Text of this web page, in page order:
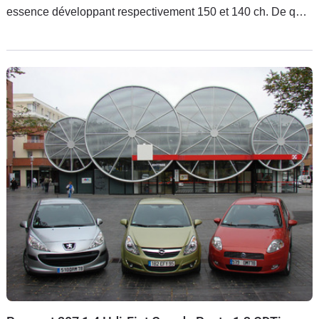
essence développant respectivement 150 et 140 ch. De quoi
Français.